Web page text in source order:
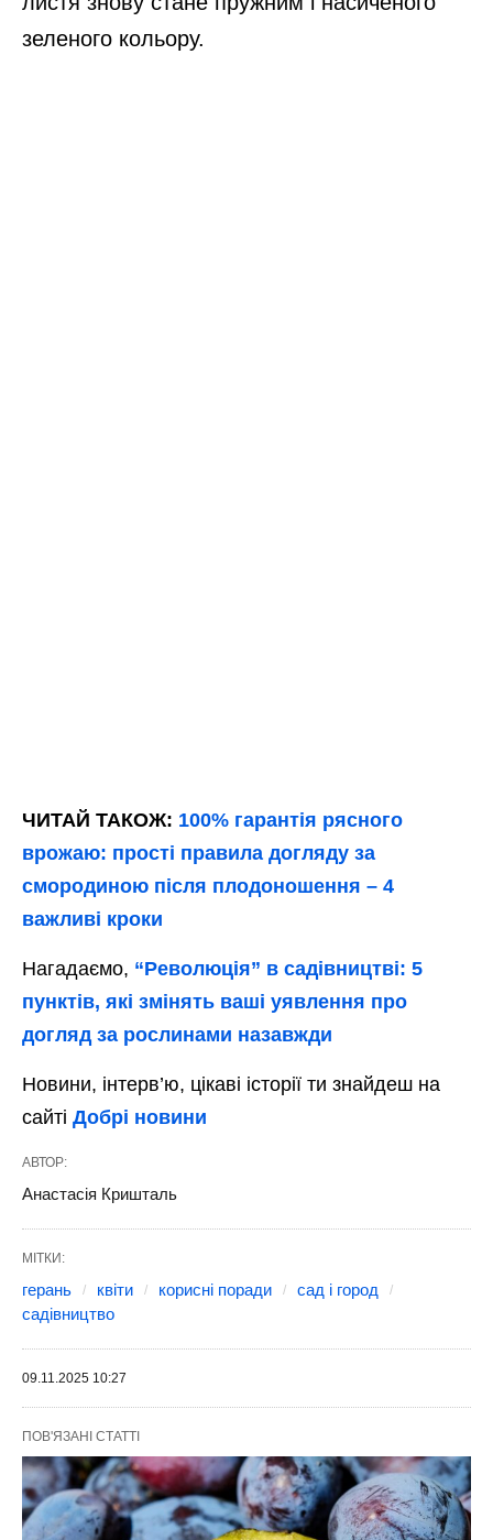
зеленого кольору.
ЧИТАЙ ТАКОЖ: 100% гарантія рясного
врожаю: прості правила догляду за
смородиною після плодоношення – 4
важливі кроки
Нагадаємо, “Революція” в садівництві: 5
пунктів, які змінять ваші уявлення про
догляд за рослинами назавжди
Новини, інтерв’ю, цікаві історії ти знайдеш на
сайті Добрі новини
АВТОР:
Анастасія Кришталь
МІТКИ:
герань квіти корисні поради
сад і город
садівництво
09.11.2025 10:27
ПОВ'ЯЗАНІ СТАТТІ